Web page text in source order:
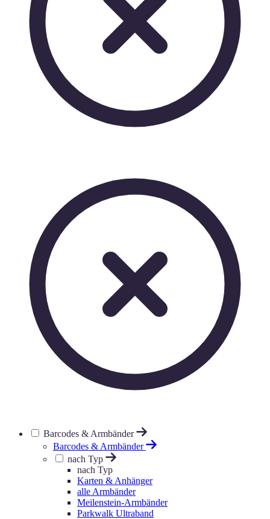
Barcodes & Armbänder
Barcodes & Armbänder
nach Typ
nach Typ
Karten & Anhänger
alle Armbänder
Meilenstein-Armbänder
Parkwalk Ultraband